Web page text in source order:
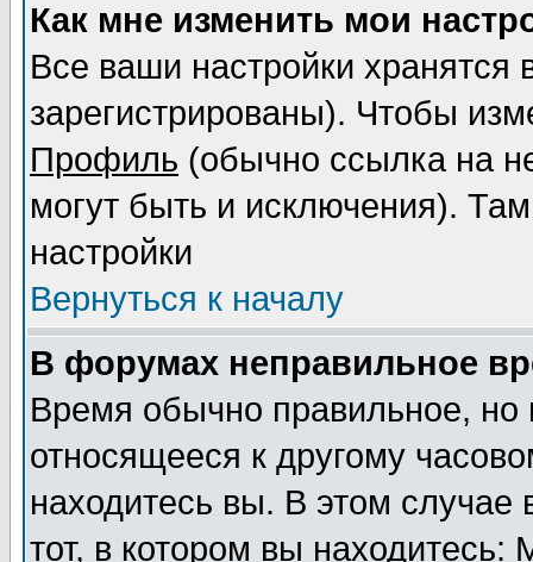
Как мне изменить мои
Все ваши настройки
зарегистрированы). Чтобы
Профиль (обычно ссылка на
могут быть и исключения).
настройки
Вернуться к началу
В форумах неправильное
Время обычно правильное,
относящееся к другому
находитесь вы. В этом
тот, в котором вы